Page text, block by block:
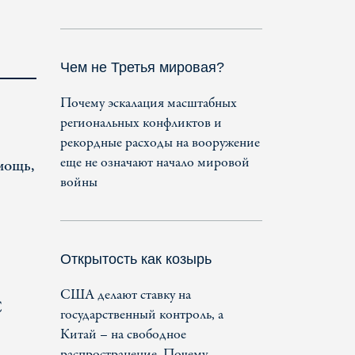
Чем не Третья мировая?
Почему эскалация масштабных
региональных конфликтов и
рекордные расходы на вооружение
еще не означают начало мировой
войны
Открытость как козырь
США делают ставку на
государственный контроль, а
Китай – на свободное